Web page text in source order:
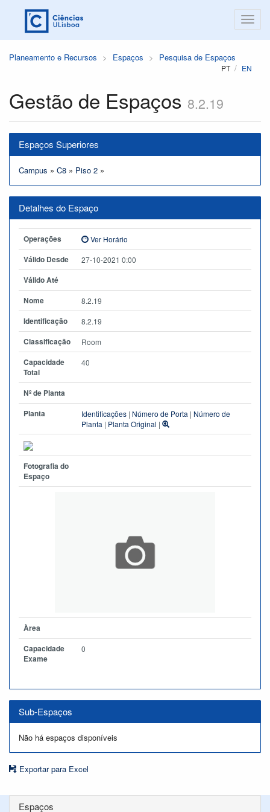
Planeamento e Recursos Espaços Pesquisa de Espaços
PT EN
Gestão de Espaços 8.2.19
Espaços Superiores
Campus » C8 » Piso 2 »
Detalhes do Espaço
Operações Ver Horário
Válido Desde 27-10-2021 0:00
Válido Até
Nome
8.2.19
Identificação 8.2.19
Classificação Room
Capacidade
Total
40
Nº de Planta
Planta
Identificações | Número de Porta | Número de
Planta | Planta Original |
Fotografia do
Espaço
Àrea
Capacidade
Exame
0
Sub-Espaços
Não há espaços disponíveis
Exportar para Excel
Espaços